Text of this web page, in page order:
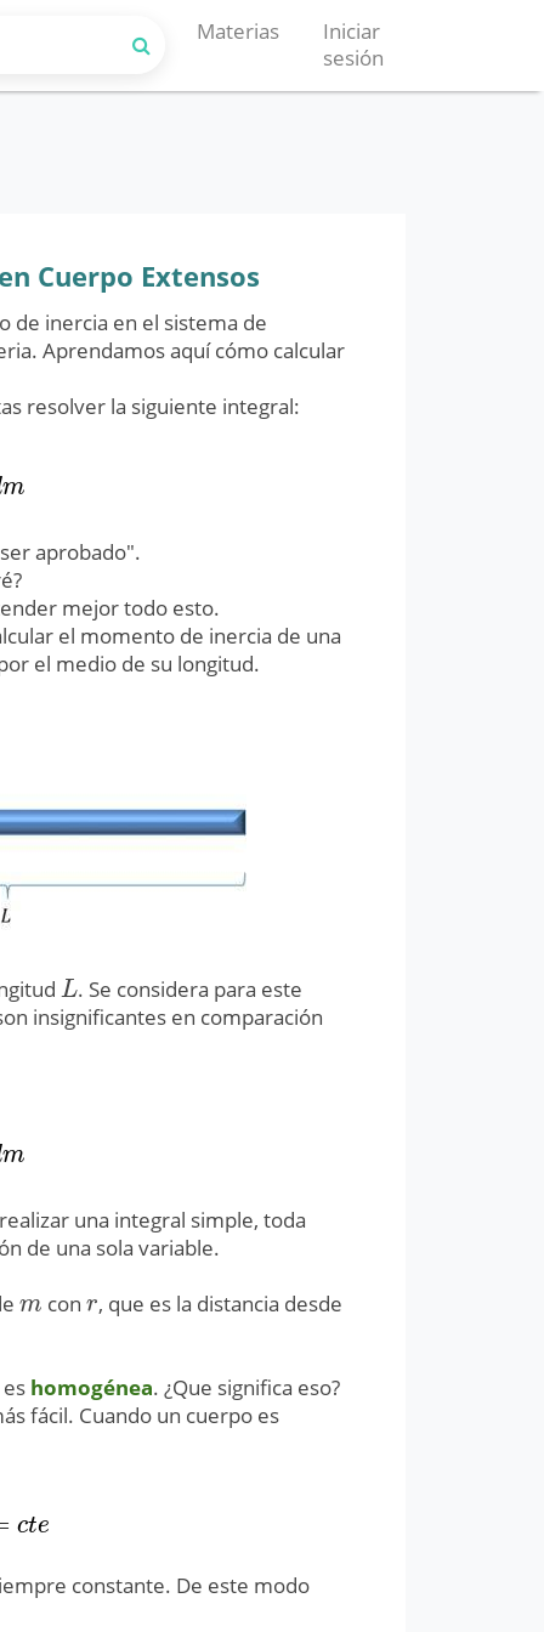
Materias
Iniciar
sesión
Cuerpo Extensos
de inercia en el sistema de
Aprendamos aquí cómo calcular
resolver la siguiente integral:
m
aprobado".
mejor todo esto.
el momento de inercia de una
el medio de su longitud.
L
L . Se considera para este
insignificantes en comparación
m
una integral simple, toda
de una sola variable.
m
m conr
r, que es la distancia desde
homogénea. ¿Que significa eso?
fácil. Cuando un cuerpo es
cte
t e
constante. De este modo